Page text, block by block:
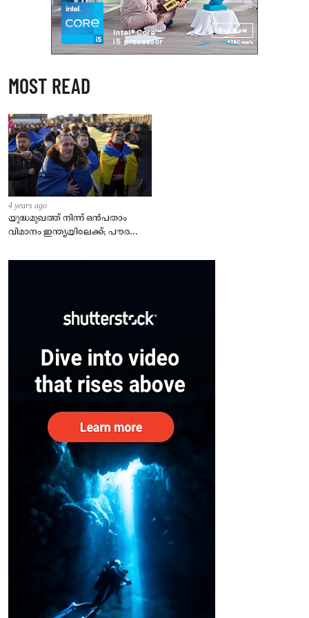
MOST READ
4 years ago
യുദ്ധമുഖത്ത് നിന്ന് ഒൻപതാം
വിമാനം ഇന്ത്യയിലേക്ക്; പൗരന്മാർ
– കേന്ദ്രം